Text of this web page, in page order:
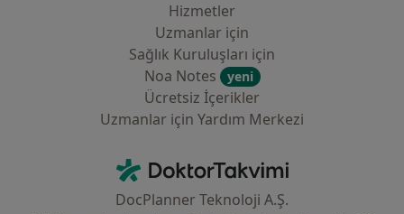
Hizmetler
Uzmanlar için
Sağlık Kuruluşları için
Noa Notes
yeni
Ücretsiz İçerikler
Uzmanlar için Yardım Merkezi
DoktorTakvimi - Ana Sayfa
DocPlanner Teknoloji A.Ş.